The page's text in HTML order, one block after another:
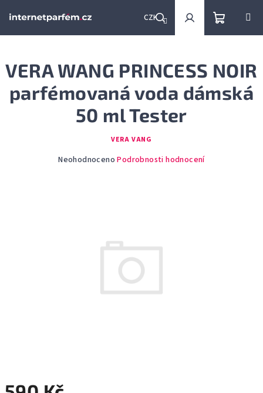
CZK
Hledat PřihlášeníNákupní
košík
VERA WANG PRINCESS NOIR
parfémovaná voda dámská
50 ml Tester
VERA VANG
Průměrné
Neohodnoceno Podrobnosti hodnocení